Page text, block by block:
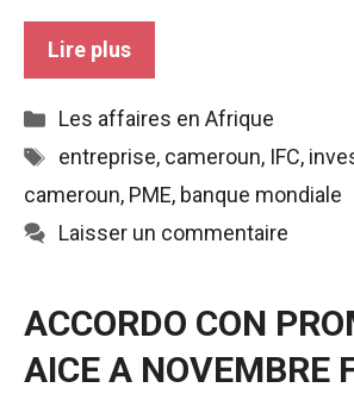
Lire plus
Catégories
Les affaires en Afrique
Étiquettes
entreprise, cameroun, IFC,
cameroun, PME, banque mondiale
Laisser un commentaire
ACCORDO CON
AICE A NOVEMBRE